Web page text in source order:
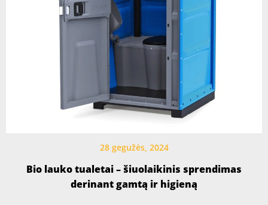
28 gegužės, 2024
Bio lauko tualetai – šiuolaikinis sprendimas
derinant gamtą ir higieną